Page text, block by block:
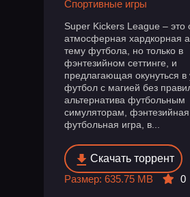
Спортивные игры
Super Kickers League – это
атмосферная хардкорная
тему футбола, но только в
фэнтезийном сеттинге, и
предлагающая окунуться в
футбол с магией без
альтернатива футбольным
симуляторам, фэнтезийная
футбольная игра, в...
Скачать торрент
Размер: 635.75 MB
0